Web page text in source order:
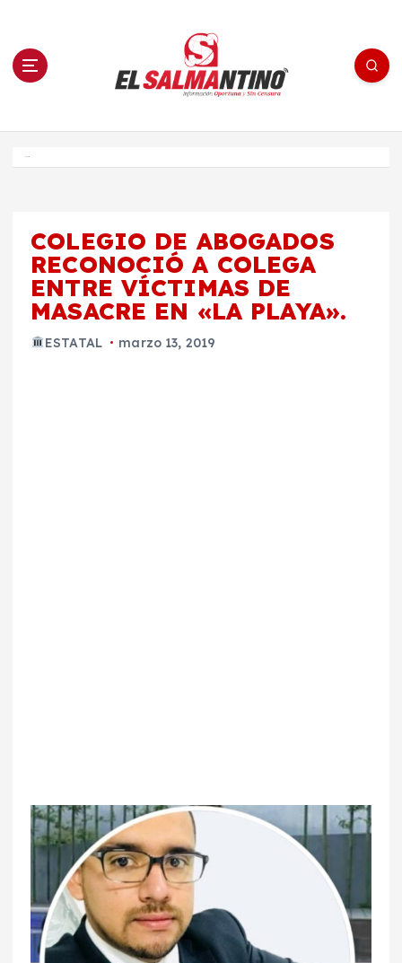
n El Salmantino - medios/noticias/editorial
COLEGIO DE ABOGADOS
RECONOCIÓ A COLEGA
ENTRE VÍCTIMAS DE
MASACRE EN «LA PLAYA».
ESTATAL marzo 13, 2019